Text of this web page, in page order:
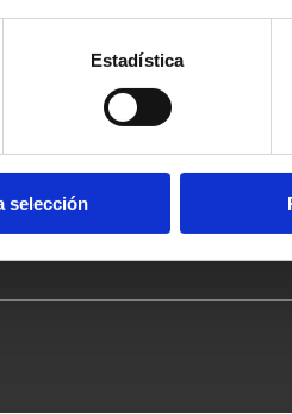
Estadística
selección
El Baix Maestrat
Els Ports
L'Alcalatén
La Plana Baixa